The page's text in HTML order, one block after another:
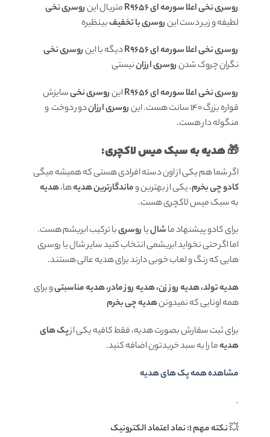
روسری نخی اعلا سورمه ای R9656
متریال اینروسری نخی
لطیفه و زیر دست اینروسری با تخفیفبینظیره
روسری نخی اعلا سورمه ای R9656
دیگه با اینروسری نخی
نگران چروک شدنروسری ارزاننیستی
روسری نخی اعلا سورمه ای R9656
اینروسری نخیسایزش
قواره بزرگ 140 سانت هست. این
روسری ارزاندور دوخت و
منگوله دار هست.
🎁 هدیه به سبک میس لاکچری:
اگر شما هم یکی از اون دسته افرادی هستی که همیشه میگی
کادو چی بخرم، یکی از بهترین وماندگارترین هدیهها،هدیه
به سبک میس لاکچری هست.
برای کادو پیشنهاد ماشالیا روسریبا ترکیب ابریشم هست.
اما اگر حتی نخواید ابریشمی انتخاب کنید سایر شال یا روسری
هایی که رنگ و لعاب خوبی دارند برای هدیه عالی هستند.
هدیه تولد، هدیه روز زن، هدیه روز مادر، هدیه مناسبتیو برای
همه اونایی که نمیدوننهدیه چی بخرم
برای ثبت سفارش بصورت هدیه، فقط کافیه یکی ازپک های
هدیهما را به سبد خریدتون اضافه کنید.
مشاهده همه پک های هدیه
.
💥نکته مهم 1: نماد اعتماد الکترونیک